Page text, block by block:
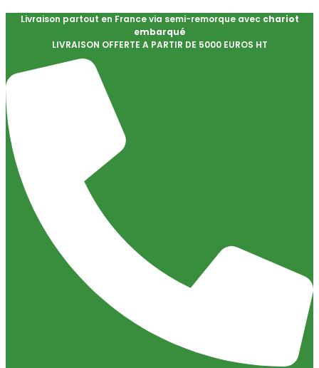
Livraison partout en France via semi-remorque avec chariot
embarqué
LIVRAISON OFFERTE A PARTIR DE 5000 EUROS HT